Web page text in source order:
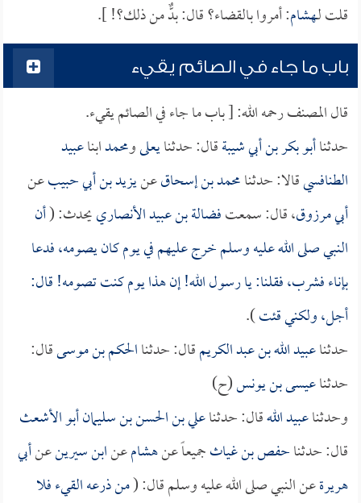
قلت لـهشام: أمروا بالقضاء؟ قال: بدٌّ من ذلك؟! ].
باب ما جاء في الصائم يقيء
قال المصنف رحمه الله: [ باب ما جاء في الصائم يقيء.
حدثناأبو بكر بن أبي شيبةقال: حدثنايعلىومحمدابناعبيد
الطنافسيقالا: حدثنامحمد بن إسحاقعنيزيد بن أبي حبيبعن
أبي مرزوق، قال: سمعتفضالة بن عبيد الأنصارييحدث: (أن
النبي صلى الله عليه وسلم خرج عليهم في يوم كان يصومه، فدعا
بإناء فشرب، فقلنا: يا رسول الله! إن هذا يوم كنت تصومه! قال:
أجل، ولكني قئت).
حدثناعبيد الله بن عبد الكريمقال: حدثناالحكم بن موسىقال:
حدثناعيسى بن يونس(ح)
وحدثناعبيد اللهقال: حدثناعلي بن الحسن بن سليمان أبو الأشعث
قال: حدثناحفص بن غياثجميعاً عنهشامعنابن سيرينعنأبي
هريرةعن النبي صلى الله عليه وسلم قال: (من ذرعه القيء فلا